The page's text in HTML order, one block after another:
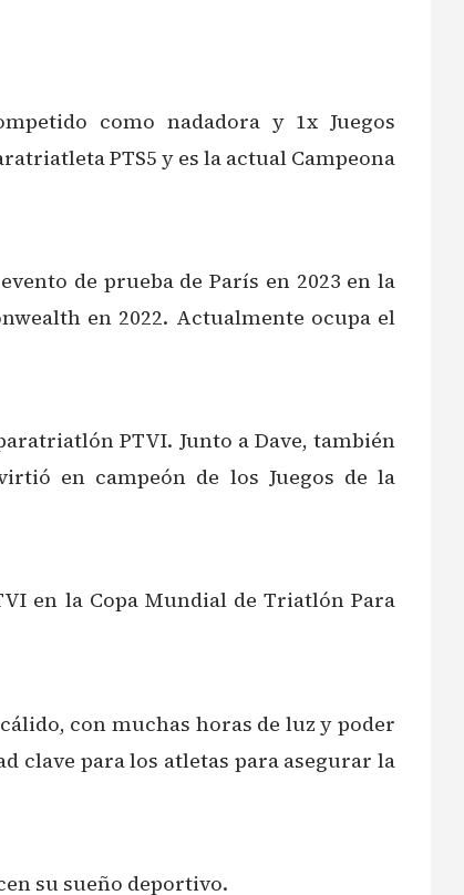
como nadadora y 1x Juegos
PTS5 y es la actual Campeona
de prueba de París en 2023 en la
en 2022. Actualmente ocupa el
PTVI. Junto a Dave, también
en campeón de los Juegos de la
en la Copa Mundial de Triatlón Para
con muchas horas de luz y poder
clave para los atletas para asegurar la
su sueño deportivo.